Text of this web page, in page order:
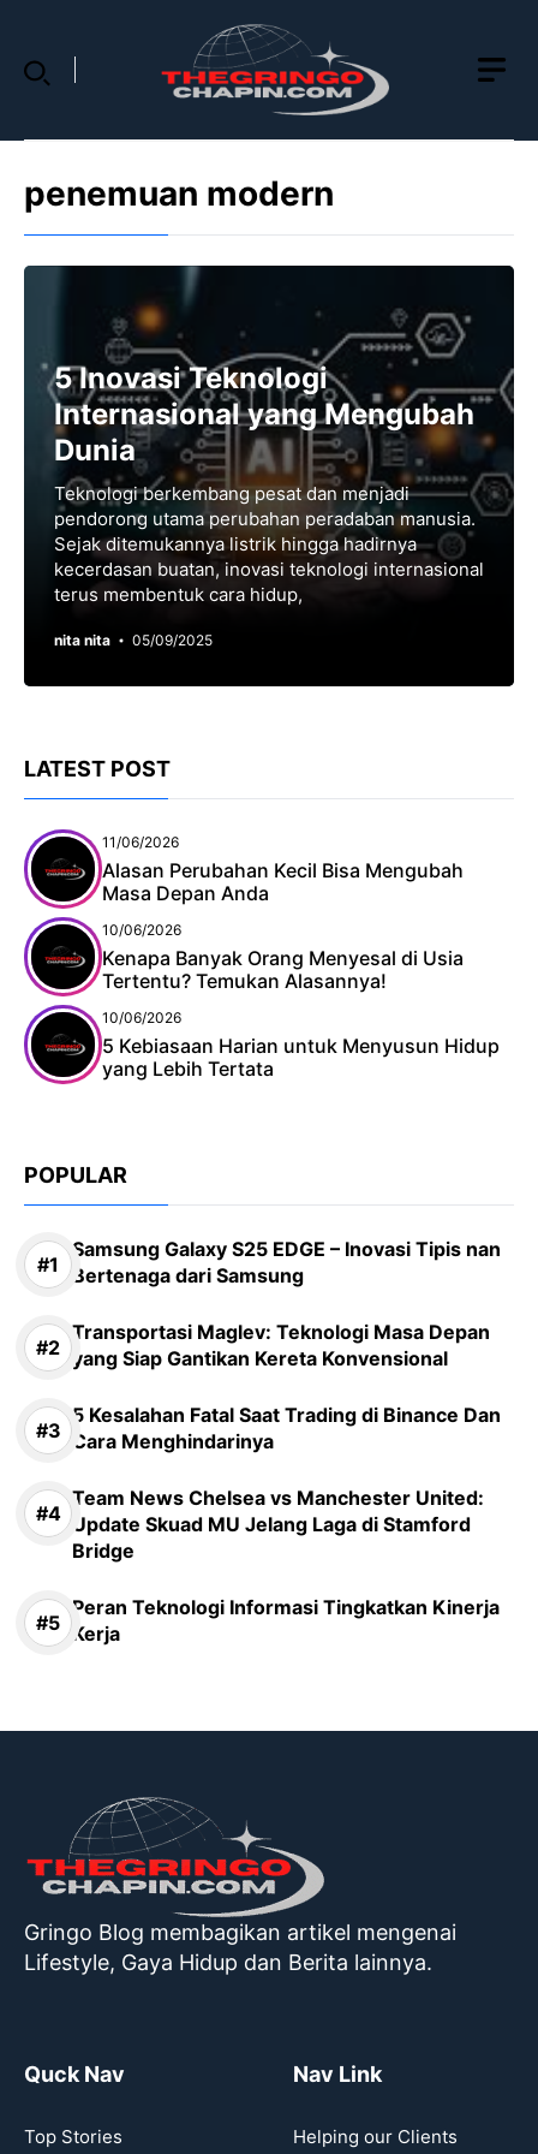
content
penemuan modern
5 Inovasi Teknologi
Internasional yang Mengubah
Dunia
Teknologi berkembang pesat dan menjadi
pendorong utama perubahan peradaban manusia.
Sejak ditemukannya listrik hingga hadirnya
kecerdasan buatan, inovasi teknologi internasional
terus membentuk cara hidup,
nita nita 05/09/2025
LATEST POST
11/06/2026
Alasan Perubahan Kecil Bisa Mengubah
Masa Depan Anda
10/06/2026
Kenapa Banyak Orang Menyesal di Usia
Tertentu? Temukan Alasannya!
10/06/2026
5 Kebiasaan Harian untuk Menyusun Hidup
yang Lebih Tertata
POPULAR
Samsung Galaxy S25 EDGE – Inovasi Tipis nan
Bertenaga dari Samsung
Transportasi Maglev: Teknologi Masa Depan
yang Siap Gantikan Kereta Konvensional
5 Kesalahan Fatal Saat Trading di Binance Dan
Cara Menghindarinya
Team News Chelsea vs Manchester United:
Update Skuad MU Jelang Laga di Stamford
Bridge
Peran Teknologi Informasi Tingkatkan Kinerja
Kerja
Gringo Blog membagikan artikel mengenai
Lifestyle, Gaya Hidup dan Berita lainnya.
Quck Nav
Top Stories
Nav Link
Helping our Clients